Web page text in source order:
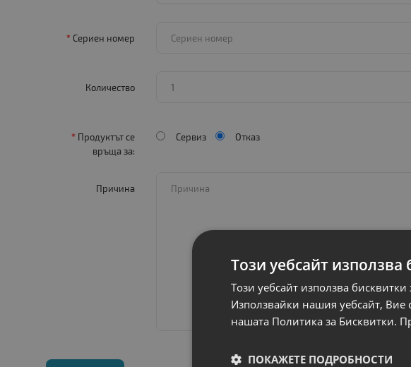
Сериен номер
Количество
Продуктът се
връща за:
Сервиз Отказ
Причина
Този уебсайт използва
Този уебсайт използва
Използвайки нашия уебсайт, Вие
нашата Политика за Бисквитки.
ПОКАЖЕТЕ ПОДРОБНОСТИ